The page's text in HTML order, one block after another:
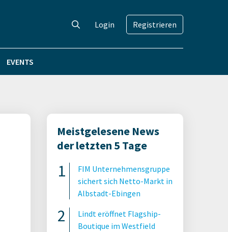
Login Registrieren
EVENTS
Meistgelesene News
der letzten 5 Tage
FIM Unternehmensgruppe
sichert sich Netto-Markt in
Albstadt-Ebingen
Lindt eröffnet Flagship-
Boutique im Westfield